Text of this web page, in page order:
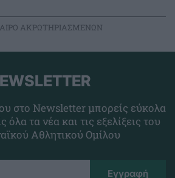
ΑΚΡΩΤΗΡΙΑΣΜΕΝΩΝ
στο Newsletter μπορείς εύκολα
τα νέα και τις εξελίξεις του
Αθλητικού Ομίλου